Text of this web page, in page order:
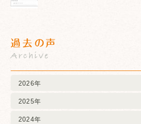
過去の声
Archive
2026年
2025年
2024年